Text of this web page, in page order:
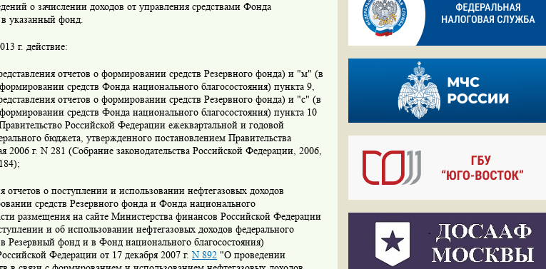
о зачислении доходов от управления средствами Фонда
указанный фонд.
г. действие:
отчетов о формировании средств Резервного фонда) и "м" (в
средств Фонда национального благосостояния) пункта 9,
отчетов о формировании средств Резервного фонда) и "с" (в
средств Фонда национального благосостояния) пункта 10
Российской Федерации ежеквартальной и годовой
бюджета, утвержденного постановлением Правительства
2006 г. N 281 (Собрание законодательства Российской Федерации, 2006,
отчетов о поступлении и использовании нефтегазовых доходов
средств Резервного фонда и Фонда национального
размещения на сайте Министерства финансов Российской Федерации
и об использовании нефтегазовых доходов федерального
Резервный фонд и в Фонд национального благосостояния)
Федерации от 17 декабря 2007 г.N 892 "О проведении